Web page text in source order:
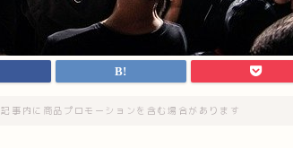
記事内に商品プロモーションを含む場合があります